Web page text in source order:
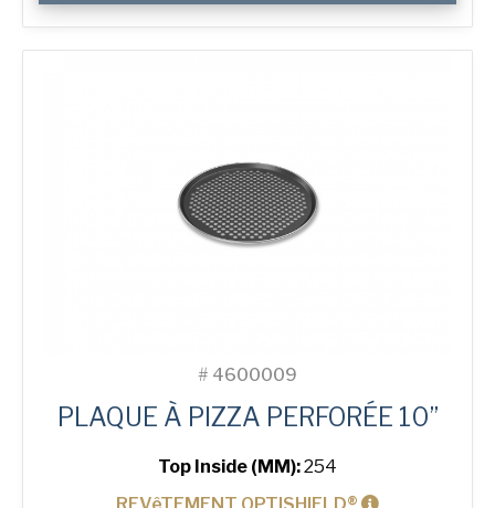
10"
Perforated
Pizza
# 4600009
PLAQUE À PIZZA PERFORÉE 10”
Top Inside (MM):254